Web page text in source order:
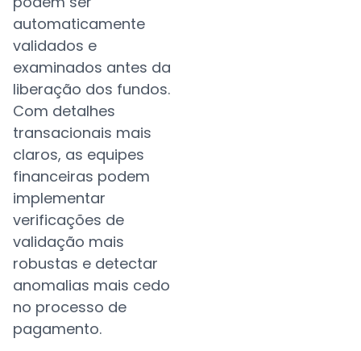
automaticamente
validados e
examinados antes da
liberação dos fundos.
Com detalhes
transacionais mais
claros, as equipes
financeiras podem
implementar
verificações de
validação mais
robustas e detectar
anomalias mais cedo
no processo de
pagamento.